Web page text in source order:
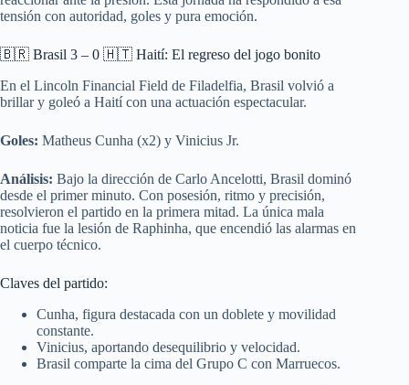
tensión con autoridad, goles y pura emoción.
🇧🇷 Brasil 3 – 0 🇭🇹 Haití: El regreso del jogo bonito
En el Lincoln Financial Field de Filadelfia, Brasil volvió a
brillar y goleó a Haití con una actuación espectacular.
Goles: Matheus Cunha (x2) y Vinicius Jr.
Análisis: Bajo la dirección de Carlo Ancelotti, Brasil dominó
desde el primer minuto. Con posesión, ritmo y precisión,
resolvieron el partido en la primera mitad. La única mala
noticia fue la lesión de Raphinha, que encendió las alarmas en
el cuerpo técnico.
Claves del partido:
Cunha, figura destacada con un doblete y movilidad
constante.
Vinicius, aportando desequilibrio y velocidad.
Brasil comparte la cima del Grupo C con Marruecos.